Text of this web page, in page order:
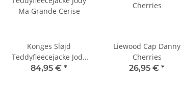
Konges Sløjd
Teddyfleecejacke Jody
Ma Grande Cerise
84,95 € *
Liewood Cap Danny
Cherries
26,95 € *